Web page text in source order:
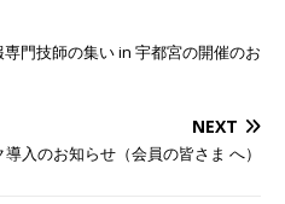
門技師の集い in 宇都宮の開催のお
NEXT
入のお知らせ（会員の皆さま へ）